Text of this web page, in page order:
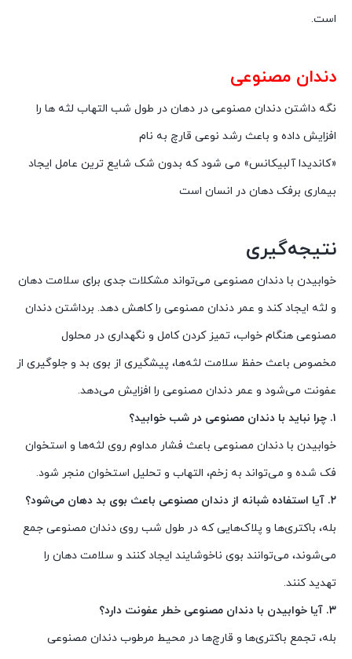
است.
دندان مصنوعی
نگه داشتن دندان مصنوعی در دهان در طول شب التهاب لثه ها را
افزایش داده و باعث رشد نوعی قارچ به نام
«کاندیدا آلبیکانس» می ‌شود که بدون شک شایع ترین عامل ایجاد
بیماری برفک دهان در انسان است
نتیجه‌گیری
خوابیدن با دندان مصنوعی می‌تواند مشکلات جدی برای سلامت دهان
و لثه ایجاد کند و عمر دندان مصنوعی را کاهش دهد. برداشتن دندان
مصنوعی هنگام خواب، تمیز کردن کامل و نگهداری در محلول
مخصوص باعث حفظ سلامت لثه‌ها، پیشگیری از بوی بد و جلوگیری از
عفونت می‌شود و عمر دندان مصنوعی را افزایش می‌دهد.
۱. چرا نباید با دندان مصنوعی در شب خوابید؟
خوابیدن با دندان مصنوعی باعث فشار مداوم روی لثه‌ها و استخوان
فک شده و می‌تواند به زخم، التهاب و تحلیل استخوان منجر شود.
۲. آیا استفاده شبانه از دندان مصنوعی باعث بوی بد دهان می‌شود؟
بله، باکتری‌ها و پلاک‌هایی که در طول شب روی دندان مصنوعی جمع
می‌شوند، می‌توانند بوی ناخوشایند ایجاد کنند و سلامت دهان را
تهدید کنند.
۳. آیا خوابیدن با دندان مصنوعی خطر عفونت دارد؟
بله، تجمع باکتری‌ها و قارچ‌ها در محیط مرطوب دندان مصنوعی